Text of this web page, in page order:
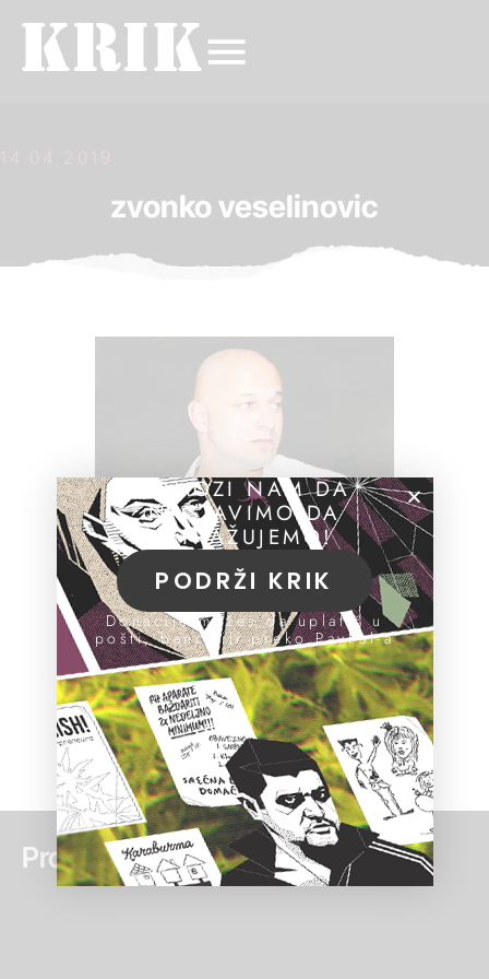
14.04.2019.
zvonko veselinovic
Pročitaj još:
POMOZI NAM DA
NASTAVIMO DA
ISTRAŽUJEMO!
PODRŽI KRIK
Donacije možeš da uplatiš u
pošti, banci ili preko PayPal-a